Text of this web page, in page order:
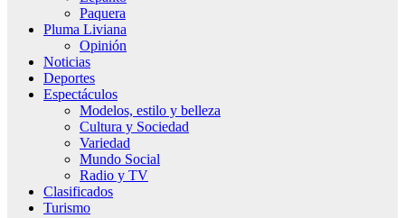
Paquera
Pluma Liviana
Opinión
Noticias
Deportes
Espectáculos
Modelos, estilo y belleza
Cultura y Sociedad
Variedad
Mundo Social
Radio y TV
Clasificados
Turismo